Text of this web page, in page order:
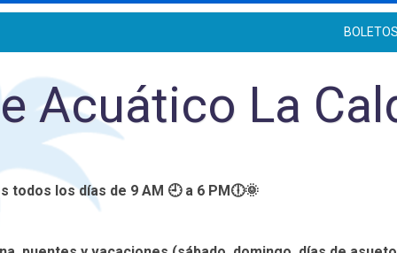
BOLETOS
Acuático La
todos los días de 9 AM 🕘 a 6 PM🕕🌞